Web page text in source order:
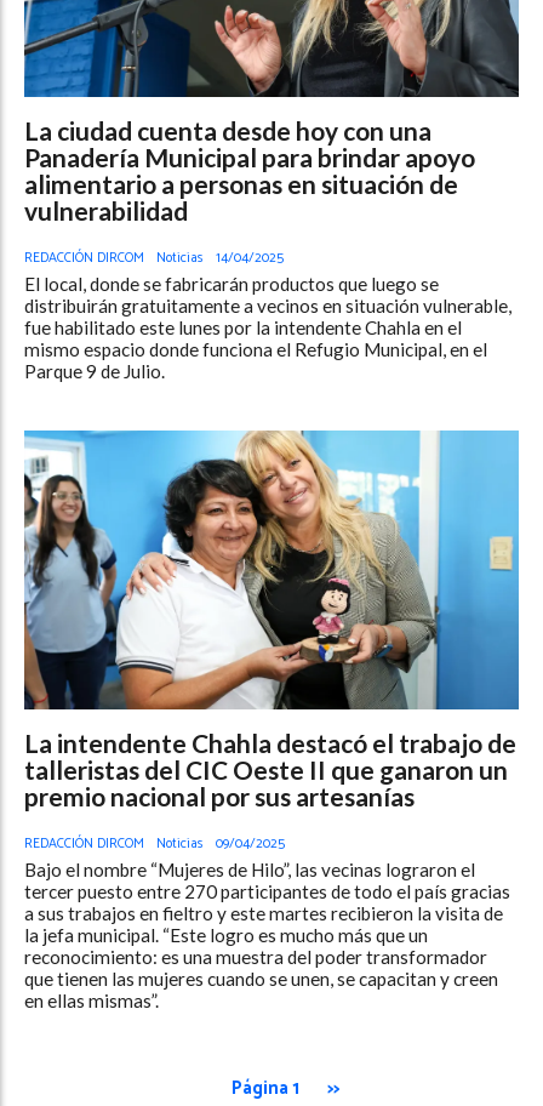
La ciudad cuenta desde hoy con una
Panadería Municipal para brindar apoyo
alimentario a personas en situación de
vulnerabilidad
REDACCIÓN DIRCOM Noticias 14/04/2025
El local, donde se fabricarán productos que luego se
distribuirán gratuitamente a vecinos en situación vulnerable,
fue habilitado este lunes por la intendente Chahla en el
mismo espacio donde funciona el Refugio Municipal, en el
Parque 9 de Julio.
La intendente Chahla destacó el trabajo de
talleristas del CIC Oeste II que ganaron un
premio nacional por sus artesanías
REDACCIÓN DIRCOM Noticias 09/04/2025
Bajo el nombre “Mujeres de Hilo”, las vecinas lograron el
tercer puesto entre 270 participantes de todo el país gracias
a sus trabajos en fieltro y este martes recibieron la visita de
la jefa municipal. “Este logro es mucho más que un
reconocimiento: es una muestra del poder transformador
que tienen las mujeres cuando se unen, se capacitan y creen
en ellas mismas”.
Página 1 >>